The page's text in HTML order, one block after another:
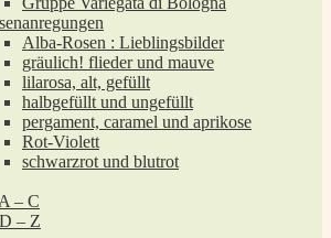
Alba-Rosen : Lieblingsbilder
gräulich! flieder und mauve
lilarosa, alt, gefüllt
halbgefüllt und ungefüllt
pergament, caramel und aprikose
Rot-Violett
schwarzrot und blutrot
– C
– Z